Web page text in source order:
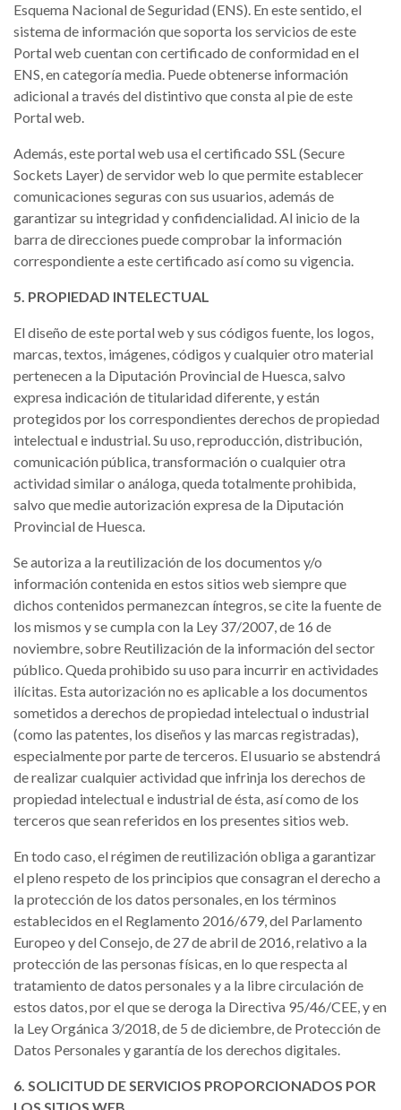
Esquema Nacional de Seguridad (ENS). En este sentido, el
sistema de información que soporta los servicios de este
Portal web cuentan con certificado de conformidad en el
ENS, en categoría media. Puede obtenerse información
adicional a través del distintivo que consta al pie de este
Portal web.
Además, este portal web usa el certificado SSL (Secure
Sockets Layer) de servidor web lo que permite establecer
comunicaciones seguras con sus usuarios, además de
garantizar su integridad y confidencialidad. Al inicio de la
barra de direcciones puede comprobar la información
correspondiente a este certificado así como su vigencia.
5. PROPIEDAD INTELECTUAL
El diseño de este portal web y sus códigos fuente, los logos,
marcas, textos, imágenes, códigos y cualquier otro material
pertenecen a la Diputación Provincial de Huesca, salvo
expresa indicación de titularidad diferente, y están
protegidos por los correspondientes derechos de propiedad
intelectual e industrial. Su uso, reproducción, distribución,
comunicación pública, transformación o cualquier otra
actividad similar o análoga, queda totalmente prohibida,
salvo que medie autorización expresa de la Diputación
Provincial de Huesca.
Se autoriza a la reutilización de los documentos y/o
información contenida en estos sitios web siempre que
dichos contenidos permanezcan íntegros, se cite la fuente de
los mismos y se cumpla con la Ley 37/2007, de 16 de
noviembre, sobre Reutilización de la información del sector
público. Queda prohibido su uso para incurrir en actividades
ilícitas. Esta autorización no es aplicable a los documentos
sometidos a derechos de propiedad intelectual o industrial
(como las patentes, los diseños y las marcas registradas),
especialmente por parte de terceros. El usuario se abstendrá
de realizar cualquier actividad que infrinja los derechos de
propiedad intelectual e industrial de ésta, así como de los
terceros que sean referidos en los presentes sitios web.
En todo caso, el régimen de reutilización obliga a garantizar
el pleno respeto de los principios que consagran el derecho a
la protección de los datos personales, en los términos
establecidos en el Reglamento 2016/679, del Parlamento
Europeo y del Consejo, de 27 de abril de 2016, relativo a la
protección de las personas físicas, en lo que respecta al
tratamiento de datos personales y a la libre circulación de
estos datos, por el que se deroga la Directiva 95/46/CEE, y en
la Ley Orgánica 3/2018, de 5 de diciembre, de Protección de
Datos Personales y garantía de los derechos digitales.
6. SOLICITUD DE SERVICIOS PROPORCIONADOS POR